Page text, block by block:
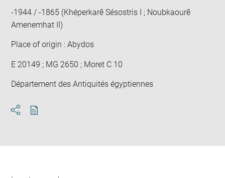
-1944 / -1865 (Khéperkarê Sésostris I ; Noubkaourê
Amenemhat II)
Place of origin : Abydos
E 20149 ; MG 2650 ; Moret C 10
Département des Antiquités égyptiennes